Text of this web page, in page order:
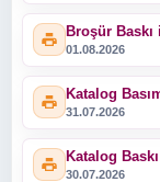
Broşür Baskı
01.08.2026
Katalog
31.07.2026
Katalog
30.07.2026